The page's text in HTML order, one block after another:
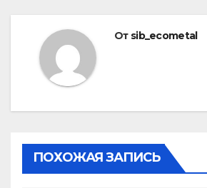
От sib_ecometal
ПОХОЖАЯ ЗАПИСЬ